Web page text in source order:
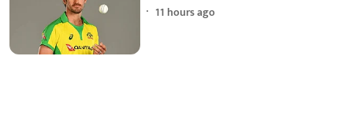
11 hours ago